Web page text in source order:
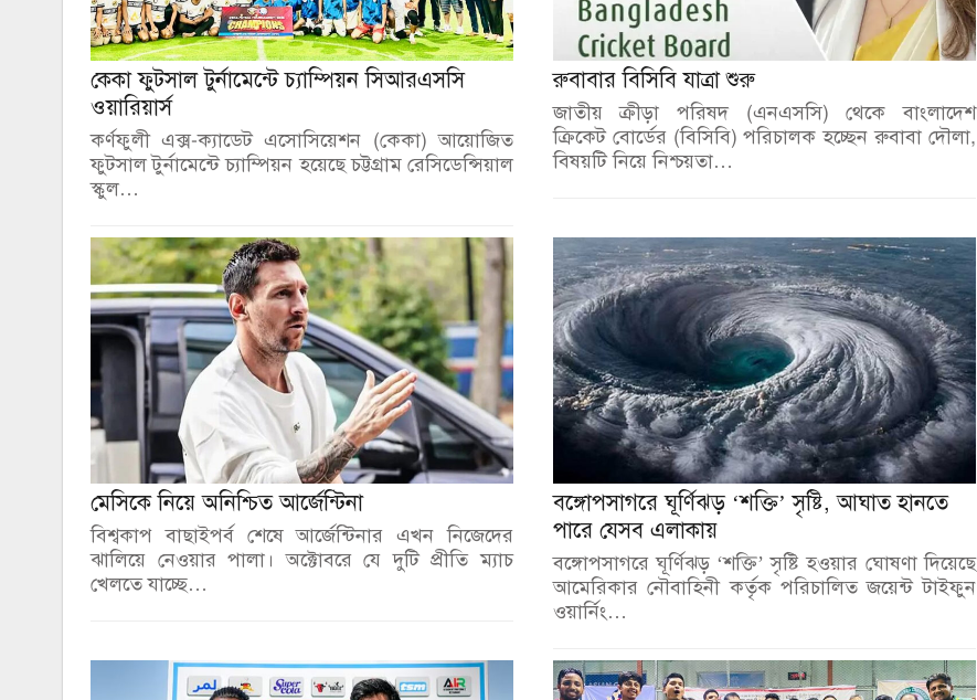
কেকা ফুটসাল টুর্নামেন্টে চ্যাম্পিয়ন সিআরএসসি
ওয়ারিয়ার্স
কর্ণফুলী এক্স-ক্যাডেট এসোসিয়েশন (কেকা) আয়োজিত
ফুটসাল টুর্নামেন্টে চ্যাম্পিয়ন হয়েছে চট্টগ্রাম রেসিডেন্সিয়াল
স্কুল…
রুবাবার বিসিবি যাত্রা শুরু
জাতীয় ক্রীড়া পরিষদ (এনএসসি) থেকে বাংলাদেশ
ক্রিকেট বোর্ডের (বিসিবি) পরিচালক হচ্ছেন রুবাবা দৌলা,
বিষয়টি নিয়ে নিশ্চয়তা…
মেসিকে নিয়ে অনিশ্চিত আর্জেন্টিনা
বিশ্বকাপ বাছাইপর্ব শেষে আর্জেন্টিনার এখন নিজেদের
ঝালিয়ে নেওয়ার পালা। অক্টোবরে যে দুটি প্রীতি ম্যাচ
খেলতে যাচ্ছে…
বঙ্গোপসাগরে ঘূর্ণিঝড় ‘শক্তি’ সৃষ্টি, আঘাত হানতে
পারে যেসব এলাকায়
বঙ্গোপসাগরে ঘূর্ণিঝড় ‘শক্তি’ সৃষ্টি হওয়ার ঘোষণা দিয়েছে
আমেরিকার নৌবাহিনী কর্তৃক পরিচালিত জয়েন্ট টাইফুন
ওয়ার্নিং…